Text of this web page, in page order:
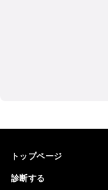
トップページ
診断する